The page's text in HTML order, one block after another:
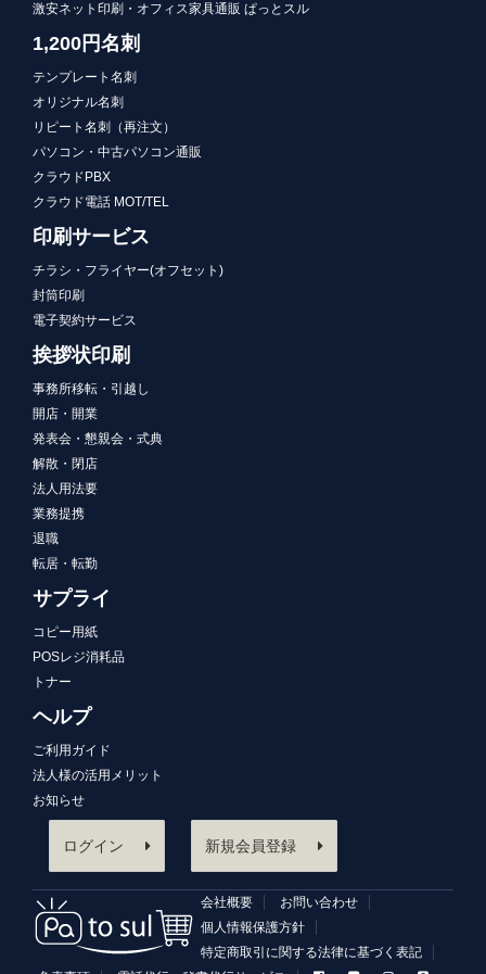
激安ネット印刷・オフィス家具通販 ぱっとスル
1,200円名刺
テンプレート名刺
オリジナル名刺
リピート名刺（再注文）
パソコン・中古パソコン通販
クラウドPBX
クラウド電話 MOT/TEL
印刷サービス
チラシ・フライヤー(オフセット)
封筒印刷
電子契約サービス
挨拶状印刷
事務所移転・引越し
開店・開業
発表会・懇親会・式典
解散・閉店
法人用法要
業務提携
退職
転居・転勤
サプライ
コピー用紙
POSレジ消耗品
トナー
ヘルプ
ご利用ガイド
法人様の活用メリット
お知らせ
ログイン 新規会員登録
会社概要
お問い合わせ
個人情報保護方針
特定商取引に関する法律に基づく表記